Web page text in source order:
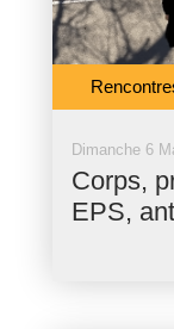
Dimanche 6
Corps,
EPS,